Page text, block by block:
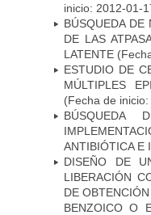
inicio: 2012-01-
BÚSQUEDA DE
DE LAS
LATENTE
ESTUDIO DE
MÚLTIPLES
(Fecha de
BÚSQUEDA
ANTIBIÓTICA E
DISEÑO DE
LIBERACIÓN
DE
BENZOICO O